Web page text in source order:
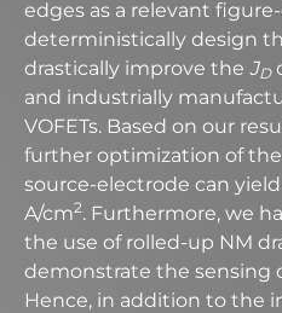
edges as a relevant
deterministically design
drastically improve the JD
and industrially
VOFETs. Based on our
further optimization of
source-electrode can
A/cm2. Furthermore, we
the use of rolled-up NM
demonstrate the sensing
Hence, in addition to the